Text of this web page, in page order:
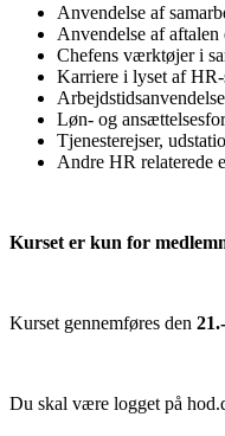
Anvendelse af
Anvendelse af
Chefens værktøjer i
Karriere i lyset af
Løn- og
Tjenesterejser,
Andre HR relaterede
Kurset er kun for
Kurset gennemføres den
Du skal være logget på